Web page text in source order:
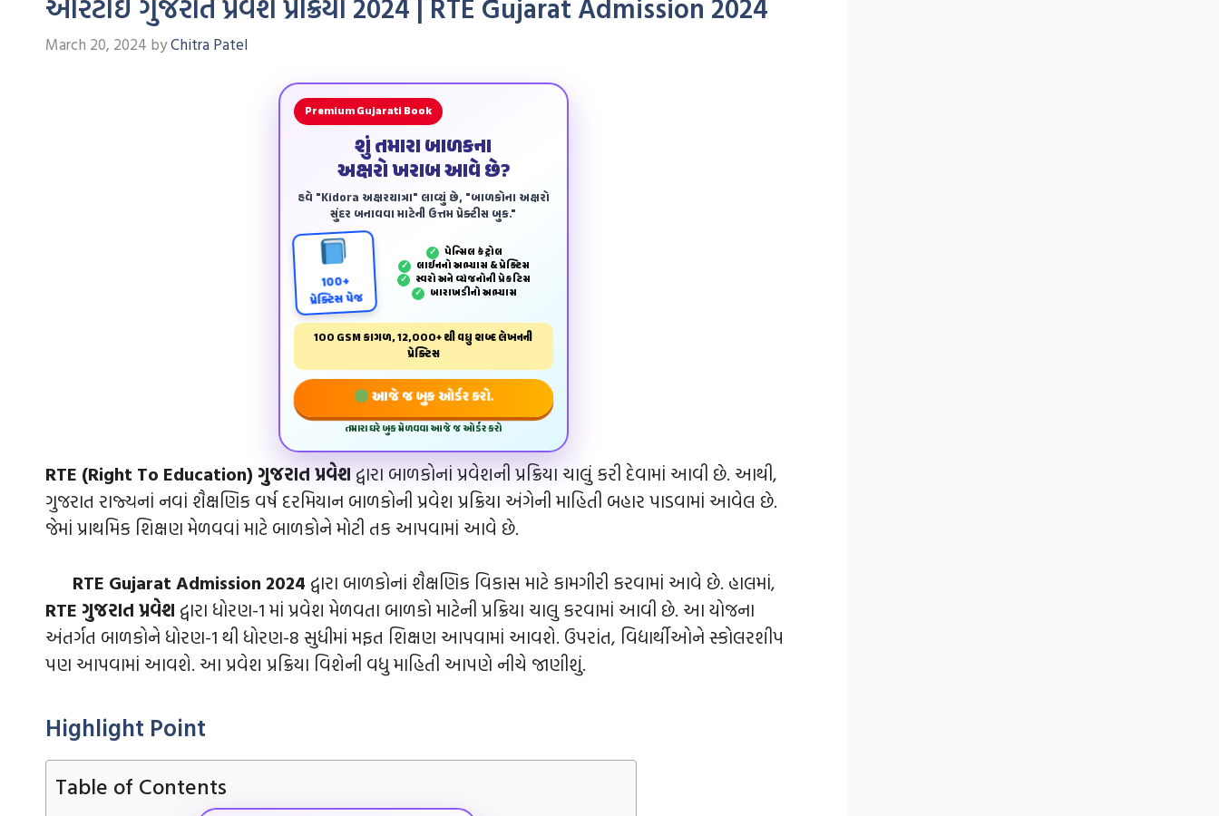
March 20, 2024 byChitra Patel
Premium Gujarati Book
શું તમારા બાળકના
અક્ષરો ખરાબ આવે છે?
હવે "Kidora અક્ષરયાત્રા" લાવ્યું છે, "બાળકોના અક્ષરો
સુંદર બનાવવા માટેની ઉત્તમ પ્રેક્ટીસ બુક."
100+
પ્રેક્ટિસ પેજ
✓ પેન્‍સિલ કંટ્રોલ
✓ લાઈનનો અભ્યાસ & પ્રેક્ટિસ
✓ સ્વરો અને વ્યંજનોની પ્રેકટિસ
✓ બારાખડીનો અભ્યાસ
100 GSM કાગળ, 12,000+ થી વધુ શબ્દ લેખનની
પ્રેક્ટિસ
આજે જ બુક ઓર્ડર કરો.
તમારા ઘરે બુક મેળવવા આજે જ ઓર્ડર કરો
RTE (Right To Education) ગુજરાત પ્રવેશ દ્વારા બાળકોનાં પ્રવેશની પ્રક્રિયા ચાલું કરી દેવામાં આવી છે. આથી,
ગુજરાત રાજ્યનાં નવાં શૈક્ષણિક વર્ષ દરમિયાન બાળકોની પ્રવેશ પ્રક્રિયા અંગેની માહિતી બહાર પાડવામાં આવેલ છે.
જેમાં પ્રાથમિક શિક્ષણ મેળવવાં માટે બાળકોને મોટી તક આપવામાં આવે છે.
RTE Gujarat Admission 2024 દ્વારા બાળકોનાં શૈક્ષણિક વિકાસ માટે કામગીરી કરવામાં આવે છે. હાલમાં,
RTE ગુજરાત પ્રવેશ દ્વારા ધોરણ-1 માં પ્રવેશ મેળવતા બાળકો માટેની પ્રક્રિયા ચાલુ કરવામાં આવી છે. આ યોજના
અંતર્ગત બાળકોને ધોરણ-1 થી ધોરણ-8 સુધીમાં મફત શિક્ષણ આપવામાં આવશે. ઉપરાંત, વિદ્યાર્થીઓને સ્કોલરશીપ
પણ આપવામાં આવશે. આ પ્રવેશ પ્રક્રિયા વિશેની વધુ માહિતી આપણે નીચે જાણીશું.
Highlight Point
Table of Contents